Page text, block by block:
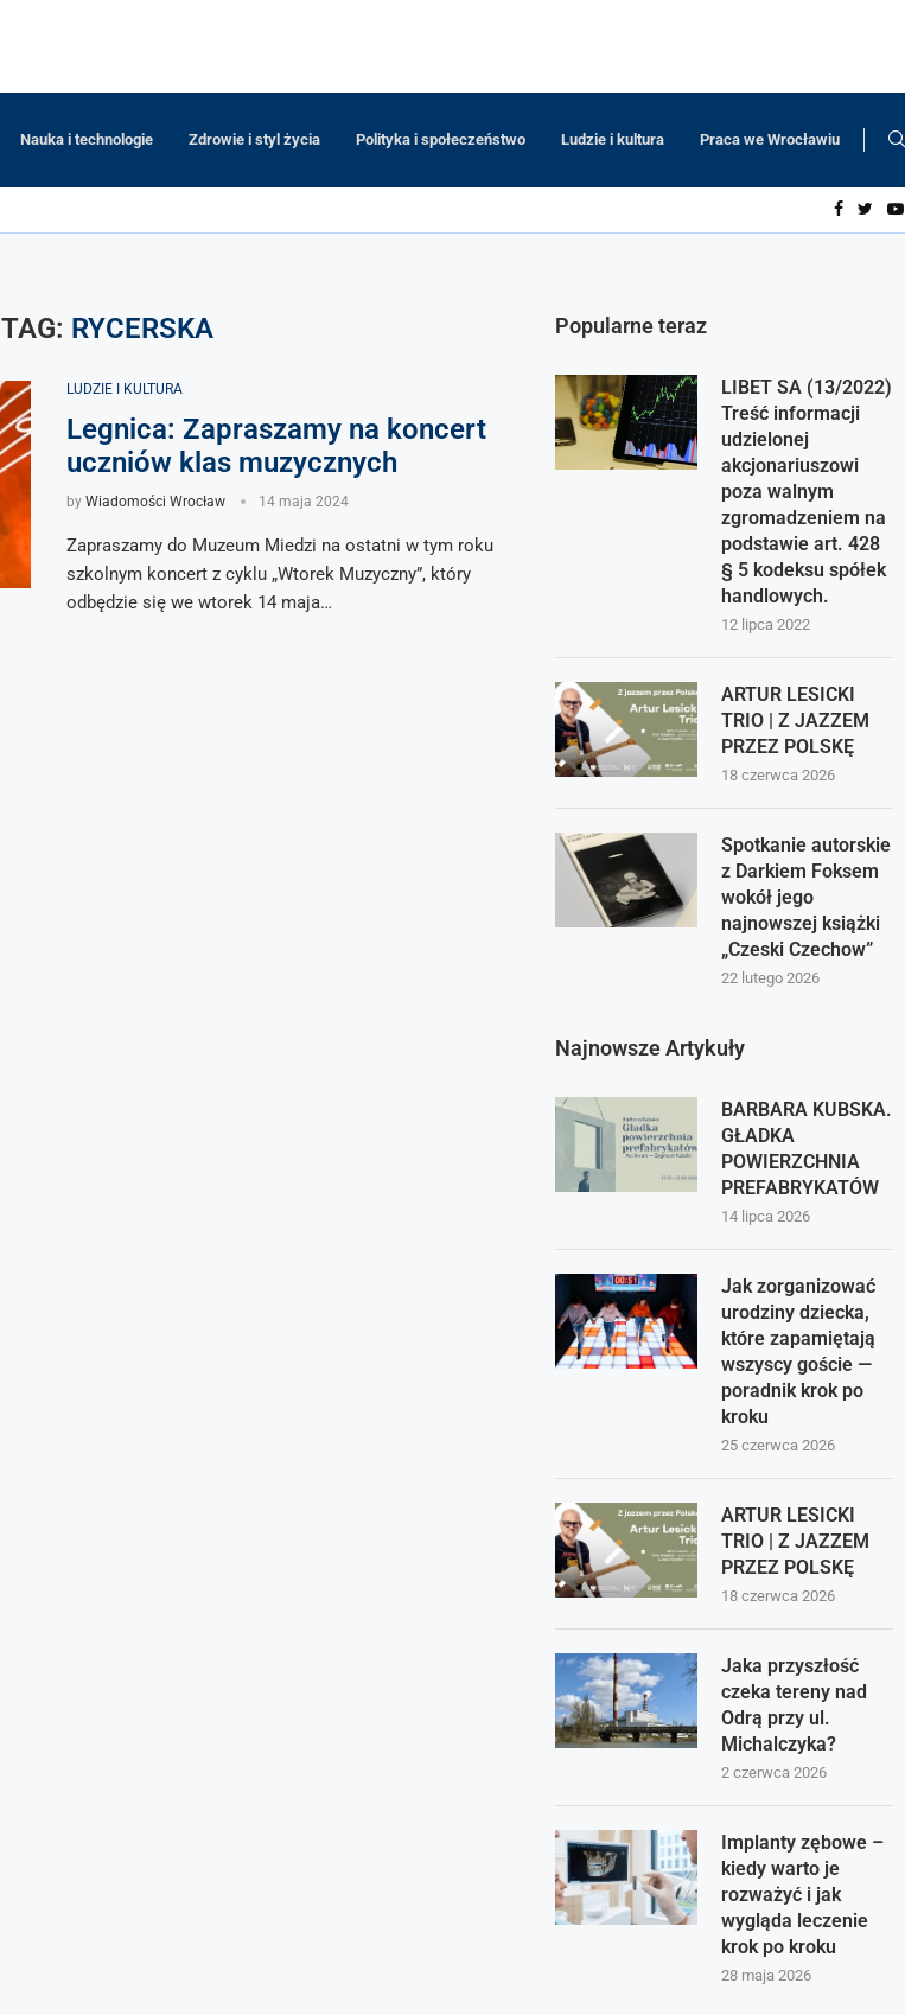
Nauka i technologie Zdrowie i styl życia Polityka i społeczeństwo Ludzie i kultura Praca we Wrocławiu
TAG: RYCERSKA
LUDZIE I KULTURA
Legnica: Zapraszamy na koncert
uczniów klas muzycznych
by Wiadomości Wrocław 14 maja 2024
Zapraszamy do Muzeum Miedzi na ostatni w tym roku
szkolnym koncert z cyklu „Wtorek Muzyczny”, który
odbędzie się we wtorek 14 maja…
Popularne teraz
LIBET SA (13/2022)
Treść informacji
udzielonej
akcjonariuszowi
poza walnym
zgromadzeniem na
podstawie art. 428
§ 5 kodeksu spółek
handlowych.
12 lipca 2022
ARTUR LESICKI
TRIO | Z JAZZEM
PRZEZ POLSKĘ
18 czerwca 2026
Spotkanie autorskie
z Darkiem Foksem
wokół jego
najnowszej książki
„Czeski Czechow”
22 lutego 2026
Najnowsze Artykuły
BARBARA KUBSKA.
GŁADKA
POWIERZCHNIA
PREFABRYKATÓW
14 lipca 2026
Jak zorganizować
urodziny dziecka,
które zapamiętają
wszyscy goście —
poradnik krok po
kroku
25 czerwca 2026
ARTUR LESICKI
TRIO | Z JAZZEM
PRZEZ POLSKĘ
18 czerwca 2026
Jaka przyszłość
czeka tereny nad
Odrą przy ul.
Michalczyka?
2 czerwca 2026
Implanty zębowe –
kiedy warto je
rozważyć i jak
wygląda leczenie
krok po kroku
28 maja 2026